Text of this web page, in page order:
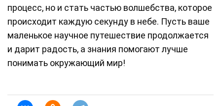
процесс, но и стать частью волшебства, которое
происходит каждую секунду в небе. Пусть ваше
маленькое научное путешествие продолжается
и дарит радость, а знания помогают лучше
понимать окружающий мир!